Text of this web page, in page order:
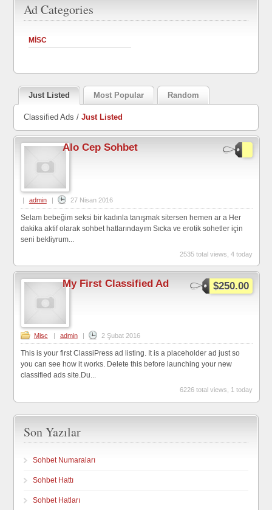
Ad Categories
MISC
Just Listed Most Popular Random
Classified Ads /Just Listed
Alo Cep Sohbet
| admin | 27 Nisan 2016
Selam bebeğim seksi bir kadınla tanışmak sitersen hemen ar a Her
dakika aktif olarak sohbet hatlarındayım Sıcka ve erotik sohetler için
seni bekliyrum...
2535 total views, 4 today
$250.00
My First Classified Ad
Misc admin 2 Şubat 2016
This is your first ClassiPress ad listing. It is a placeholder ad just so
you can see how it works. Delete this before launching your new
classified ads site.Du...
6226 total views, 1 today
Son Yazılar
Sohbet Numaraları
Sohbet Hattı
Sohbet Hatları